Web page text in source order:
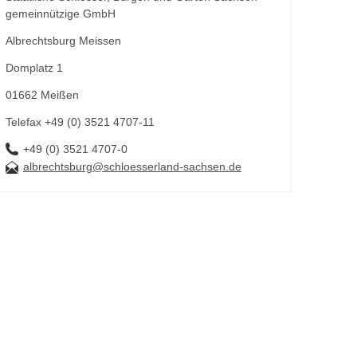
gemeinnützige GmbH
Albrechtsburg Meissen
Domplatz 1
01662 Meißen
Telefax +49 (0) 3521 4707-11
+49 (0) 3521 4707-0
albrechtsburg@schloesserland-sachsen.de